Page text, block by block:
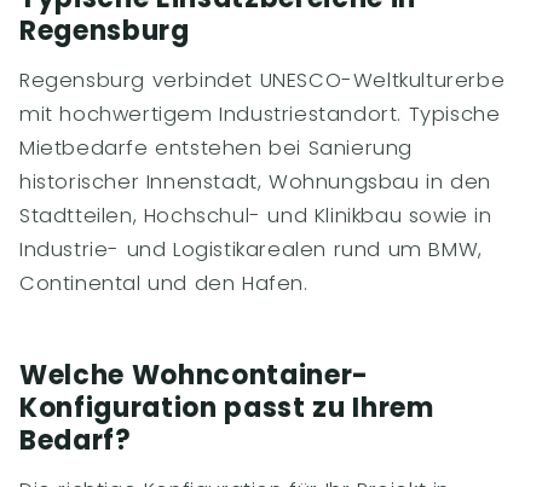
Regensburg
Regensburg verbindet UNESCO-Weltkulturerbe
mit hochwertigem Industriestandort. Typische
Mietbedarfe entstehen bei Sanierung
historischer Innenstadt, Wohnungsbau in den
Stadtteilen, Hochschul- und Klinikbau sowie in
Industrie- und Logistikarealen rund um BMW,
Continental und den Hafen.
Welche Wohncontainer-
Konfiguration passt zu Ihrem
Bedarf?